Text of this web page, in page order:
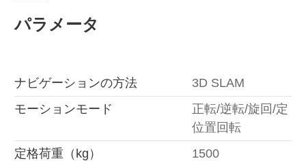
パラメータ
ナビゲーションの方法
3D SLAM
モーションモード
正転/逆転/旋回/定
位置回転
定格荷重（kg）
1500